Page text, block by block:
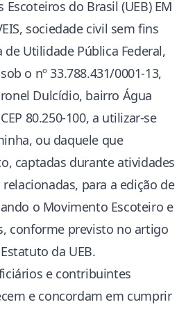
do Brasil (UEB) EM
sociedade civil sem fins
Utilidade Pública Federal,
o nº 33.788.431/0001-13,
Dulcídio, bairro Água
80.250-100, a utilizar-se
ou daquele que
captadas durante atividades
para a edição de
o Movimento Escoteiro e
conforme previsto no artigo
da UEB.
e contribuintes
e concordam em cumprir